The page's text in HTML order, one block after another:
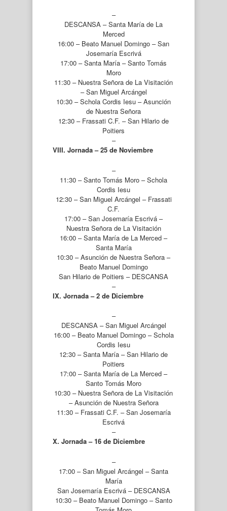
–
DESCANSA – Santa María de La
Merced
16:00 – Beato Manuel Domingo – San
Josemaría Escrivá
17:00 – Santa María – Santo Tomás
Moro
11:30 – Nuestra Señora de La Visitación
– San Miguel Arcángel
10:30 – Schola Cordis Iesu – Asunción
de Nuestra Señora
12:30 – Frassati C.F. – San Hilario de
Poitiers
–
VIII. Jornada – 25 de Noviembre
–
11:30 – Santo Tomás Moro – Schola
Cordis Iesu
12:30 – San Miguel Arcángel – Frassati
C.F.
17:00 – San Josemaría Escrivá –
Nuestra Señora de La Visitación
16:00 – Santa María de La Merced –
Santa María
10:30 – Asunción de Nuestra Señora –
Beato Manuel Domingo
San Hilario de Poitiers – DESCANSA
–
IX. Jornada – 2 de Diciembre
–
DESCANSA – San Miguel Arcángel
16:00 – Beato Manuel Domingo – Schola
Cordis Iesu
12:30 – Santa María – San Hilario de
Poitiers
17:00 – Santa María de La Merced –
Santo Tomás Moro
10:30 – Nuestra Señora de La Visitación
– Asunción de Nuestra Señora
11:30 – Frassati C.F. – San Josemaría
Escrivá
–
X. Jornada – 16 de Diciembre
–
17:00 – San Miguel Arcángel – Santa
María
San Josemaría Escrivá – DESCANSA
10:30 – Beato Manuel Domingo – Santo